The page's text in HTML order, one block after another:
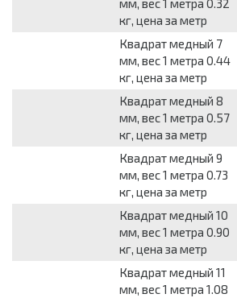
мм, вес 1 метра 0.32
кг, цена за метр
Квадрат медный 7
мм, вес 1 метра 0.44
кг, цена за метр
Квадрат медный 8
мм, вес 1 метра 0.57
кг, цена за метр
Квадрат медный 9
мм, вес 1 метра 0.73
кг, цена за метр
Квадрат медный 10
мм, вес 1 метра 0.90
кг, цена за метр
Квадрат медный 11
мм, вес 1 метра 1.08